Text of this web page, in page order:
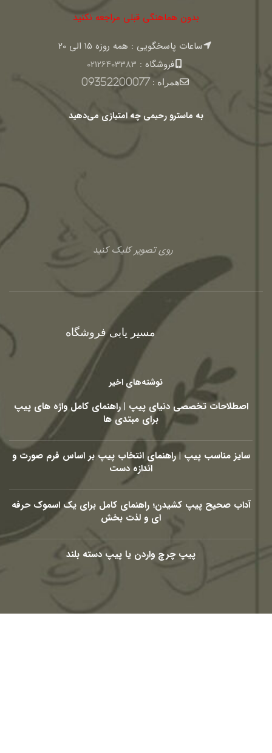
بدون هماهنگی قبلی مراجعه نکنید
ساعات پاسخگویی : همه روزه 15 الی 20
فروشگاه : 02126403383
همراه :09352200077
به ماسترو رحیمی چه امتیازی می‌دهید
روی تصویر کلیک کنید
مسیر یابی فروشگاه
نوشته‌های اخیر
اصطلاحات تخصصی دنیای پیپ | راهنمای کامل واژه های پیپ
برای مبتدی ها
سایز مناسب پیپ | راهنمای انتخاب پیپ بر اساس فرم صورت و
اندازه دست
آداب صحیح پیپ کشیدن؛ راهنمای کامل برای یک اسموک حرفه
ای و لذت بخش
پیپ چرچ واردن یا پیپ دسته بلند